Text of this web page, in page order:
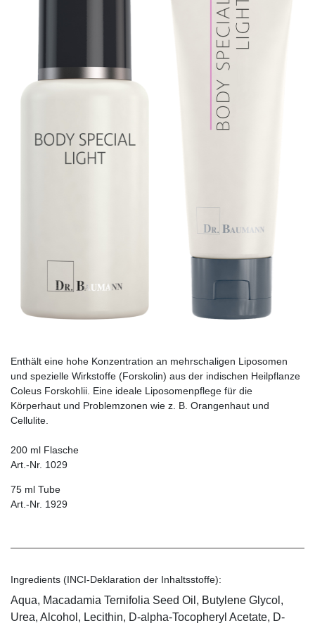
Enthält eine hohe Konzentration an mehrschaligen Liposomen
und spezielle Wirkstoffe (Forskolin) aus der indischen Heilpflanze
Coleus Forskohlii. Eine ideale Liposomenpflege für die
Körperhaut und Problemzonen wie z. B. Orangenhaut und
Cellulite.
200 ml Flasche
Art.-Nr. 1029
75 ml Tube
Art.-Nr. 1929
Ingredients (INCI-Deklaration der Inhaltsstoffe):
Aqua, Macadamia Ternifolia Seed Oil, Butylene Glycol,
Urea, Alcohol, Lecithin, D-alpha-Tocopheryl Acetate, D-